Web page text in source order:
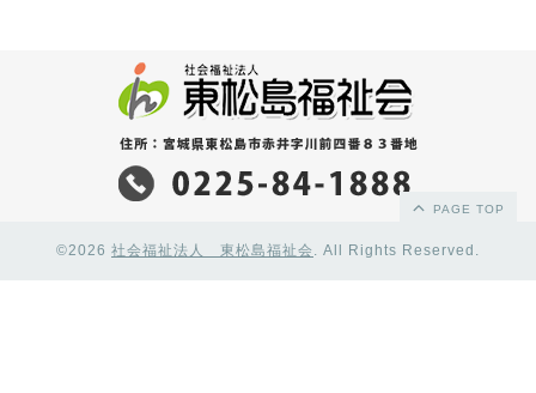
PAGE TOP
©2026 社会福祉法人 東松島福祉会. All Rights Reserved.